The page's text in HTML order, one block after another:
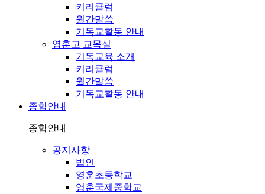
커리큘럼
월간말씀
기독교활동 안내
영훈고 교목실
기독교육 소개
커리큘럼
월간말씀
기독교활동 안내
종합안내
종합안내
공지사항
법인
영훈초등학교
영훈국제중학교